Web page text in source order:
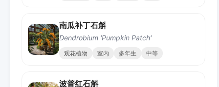
南瓜补丁石斛
Dendrobium 'Pumpkin Patch'
观花植物 室内 多年生 中等
波普红石斛